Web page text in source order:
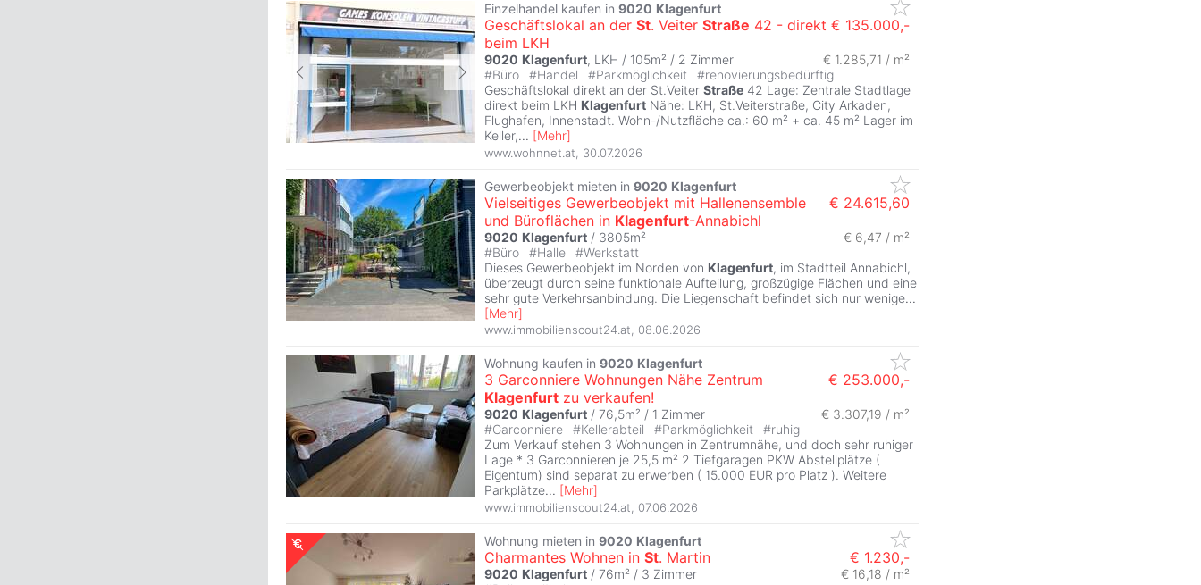
Einzelhandel kaufen in 9020 Klagenfurt
Geschäftslokal an der St. Veiter Straße 42 - direkt
beim LKH
€ 135.000,-
9020 Klagenfurt, LKH / 105m² / 2 Zimmer € 1.285,71 / m²
#Büro #Handel #Parkmöglichkeit #renovierungsbedürftig
Geschäftslokal direkt an der St.Veiter Straße 42 Lage: Zentrale Stadtlage
direkt beim LKH Klagenfurt Nähe: LKH, St.Veiterstraße, City Arkaden,
Flughafen, Innenstadt. Wohn-/Nutzfläche ca.: 60 m² + ca. 45 m² Lager im
Keller,... [Mehr]
www.wohnnet.at 30.07.2026
Gewerbeobjekt mieten in 9020 Klagenfurt
Vielseitiges Gewerbeobjekt mit Hallenensemble
und Büroflächen in Klagenfurt-Annabichl
€ 24.615,60
9020 Klagenfurt / 3805m²
€ 6,47 / m²
#Büro #Halle #Werkstatt
Dieses Gewerbeobjekt im Norden von Klagenfurt, im Stadtteil Annabichl,
überzeugt durch seine funktionale Aufteilung, großzügige Flächen und eine
sehr gute Verkehrsanbindung. Die Liegenschaft befindet sich nur wenige...
[Mehr]
www.immobilienscout24.at, 08.06.2026
Wohnung kaufen in 9020 Klagenfurt
3 Garconniere Wohnungen Nähe Zentrum
Klagenfurt zu verkaufen!
€ 253.000,-
9020 Klagenfurt / 76,5m² / 1 Zimmer
€ 3.307,19 / m²
#Garconniere #Kellerabteil #Parkmöglichkeit #ruhig
Zum Verkauf stehen 3 Wohnungen in Zentrumnähe, und doch sehr ruhiger
Lage * 3 Garconnieren je 25,5 m² 2 Tiefgaragen PKW Abstellplätze (
Eigentum) sind separat zu erwerben ( 15.000 EUR pro Platz ). Weitere
Parkplätze... [Mehr]
www.immobilienscout24.at 07.06.2026
Wohnung mieten in 9020 Klagenfurt
Charmantes Wohnen in St. Martin € 1.230,-
9020 Klagenfurt / 76m² / 3 Zimmer
€ 16,18 / m²